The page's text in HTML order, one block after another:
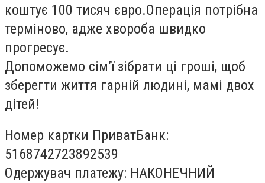
коштує 100 тисяч євро.Операція потрібна
терміново, адже хвороба швидко
прогресує.
Допоможемо сім’ї зібрати ці гроші, щоб
зберегти життя гарній людині, мамі двох
дітей!
Номер картки ПриватБанк:
5168742723892539
Одержувач платежу: НАКОНЕЧНИЙ